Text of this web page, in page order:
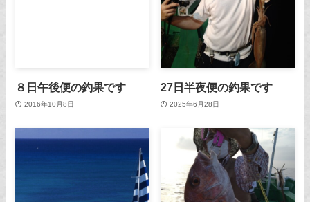
８日午後便の釣果です
2016年10月8日
27日半夜便の釣果です
2025年6月28日